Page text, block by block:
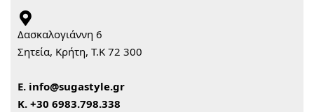
Δασκαλογιάννη 6
Σητεία, Κρήτη, Τ.Κ 72 300
Ε. info@sugastyle.gr
Κ. +30 6983.798.338